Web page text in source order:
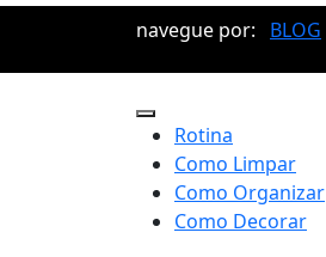
navegue por: BLOG
Rotina
Como Limpar
Como Organizar
Como Decorar